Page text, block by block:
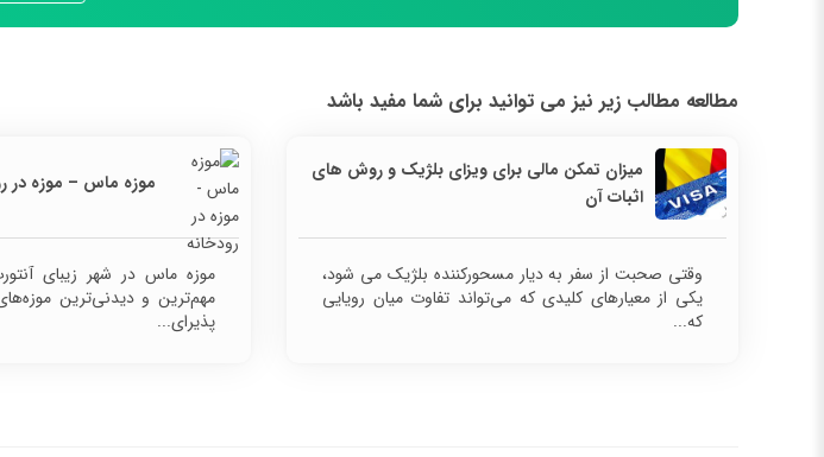
مطالعه مطالب زیر نیز می توانید برای شما مفید باشد
میزان تمکن مالی برای ویزای بلژیک و روش های
اثبات آن
وقتی صحبت از سفر به دیار مسحورکننده بلژیک می شود،
یکی از معیارهای کلیدی که می‌تواند تفاوت میان رویایی
که...
موزه ماس – موزه در
موزه ماس در شهر زیبای
مهم‌ترین و دیدنی‌ترین
پذیرای...